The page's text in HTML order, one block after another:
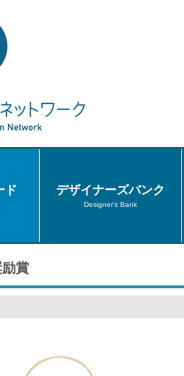
ド デザイナーズバンク
Designer's Bank
賞